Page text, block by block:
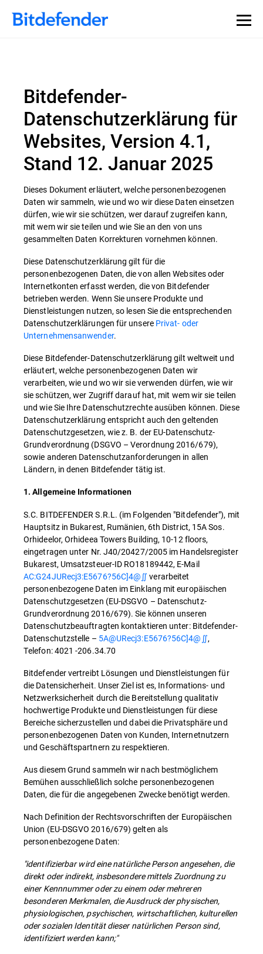
Bitdefender-
Datenschutzerklärung für
Websites, Version 4.1,
Stand 12. Januar 2025
Dieses Dokument erläutert, welche personenbezogenen
Daten wir sammeln, wie und wo wir diese Daten einsetzen
dürfen, wie wir sie schützen, wer darauf zugreifen kann,
mit wem wir sie teilen und wie Sie an den von uns
gesammelten Daten Korrekturen vornehmen können.
Diese Datenschutzerklärung gilt für die
personenbezogenen Daten, die von allen Websites oder
Internetkonten erfasst werden, die von Bitdefender
betrieben werden. Wenn Sie unsere Produkte und
Dienstleistungen nutzen, so lesen Sie die entsprechenden
Datenschutzerklärungen für unsere Privat- oder
Unternehmensanwender.
Diese Bitdefender-Datenschutzerklärung gilt weltweit und
erläutert, welche personenbezogenen Daten wir
verarbeiten, wie und wo wir sie verwenden dürfen, wie wir
sie schützen, wer Zugriff darauf hat, mit wem wir sie teilen
und wie Sie Ihre Datenschutzrechte ausüben können. Diese
Datenschutzerklärung entspricht auch den geltenden
Datenschutzgesetzen, wie z. B. der EU-Datenschutz-
Grundverordnung (DSGVO – Verordnung 2016/679),
sowie anderen Datenschutzanforderungen in allen
Ländern, in denen Bitdefender tätig ist.
1. Allgemeine Informationen
S.C. BITDEFENDER S.R.L. (im Folgenden "Bitdefender"), mit
Hauptsitz in Bukarest, Rumänien, 6th District, 15A Sos.
Orhideelor, Orhideea Towers Building, 10-12 floors,
eingetragen unter Nr. J40/20427/2005 im Handelsregister
Bukarest, Umsatzsteuer-ID RO18189442, E-Mail
AC:G24JURecj3:E5676?56C]4@∬ verarbeitet
personenbezogene Daten im Einklang mit europäischen
Datenschutzgesetzen (EU-DSGVO – Datenschutz-
Grundverordnung 2016/679). Sie können unseren
Datenschutzbeauftragten kontaktieren unter: Bitdefender-
Datenschutzstelle – 5A@URecj3:E5676?56C]4@∬,
Telefon: 4021 -206.34.70
Bitdefender vertreibt Lösungen und Dienstleistungen für
die Datensicherheit. Unser Ziel ist es, Informations- und
Netzwerksicherheit durch die Bereitstellung qualitativ
hochwertige Produkte und Dienstleistungen für diese
Bereiche sicherzustellen und dabei die Privatsphäre und
personenbezogenen Daten von Kunden, Internetnutzern
und Geschäftspartnern zu respektieren.
Aus diesem Grund sammeln wir nach bestmöglichem
Bemühen ausschließlich solche personenbezogenen
Daten, die für die angegebenen Zwecke benötigt werden.
Nach Definition der Rechtsvorschriften der Europäischen
Union (EU-DSGVO 2016/679) gelten als
personenbezogene Daten:
"identifizierbar wird eine natürliche Person angesehen, die
direkt oder indirekt, insbesondere mittels Zuordnung zu
einer Kennnummer oder zu einem oder mehreren
besonderen Merkmalen, die Ausdruck der physischen,
physiologischen, psychischen, wirtschaftlichen, kulturellen
oder sozialen Identität dieser natürlichen Person sind,
identifiziert werden kann;"